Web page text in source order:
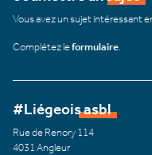
Vous avez un sujet intéressant
Complétez leformulaire
#Liégeois asbl
Rue de Renory 114
4031 Angleur